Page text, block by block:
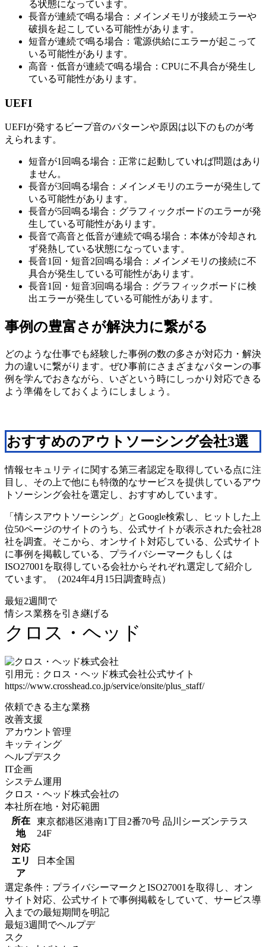
る状態になっています。
長音が連続で鳴る場合：メインメモリが接続エラーや
破損を起こしている可能性があります。
短音が連続で鳴る場合：電源供給にエラーが起こって
いる可能性があります。
高音・低音が連続で鳴る場合：CPUに不具合が発生し
ている可能性があります。
UEFI
UEFIが発するビープ音のパターンや原因は以下のものが考
えられます。
短音が1回鳴る場合：正常に起動していれば問題はあり
ません。
長音が3回鳴る場合：メインメモリのエラーが発生して
いる可能性があります。
長音が5回鳴る場合：グラフィックボードのエラーが発
生している可能性があります。
長音で高音と低音が連続で鳴る場合：本体が冷却され
ず発熱している状態になっています。
長音1回・短音2回鳴る場合：メインメモリの接続に不
具合が発生している可能性があります。
長音1回・短音3回鳴る場合：グラフィックボードに検
出エラーが発生している可能性があります。
事例の豊富さが解決力に繋がる
どのような仕事でも経験した事例の数の多さが対応力・解決
力の違いに繋がります。ぜひ事前にさまざまなパターンの事
例を学んでおきながら、いざという時にしっかり対応できる
よう準備をしておくようにしましょう。
おすすめのアウトソーシング会社3選
情報セキュリティに関する第三者認定を取得している点に注
目し、その上で他にも特徴的なサービスを提供しているアウ
トソーシング会社を選定し、おすすめしています。
「情シスアウトソーシング」とGoogle検索し、ヒットした上
位50ページのサイトのうち、公式サイトが表示された会社28
社を調査。そこから、オンサイト対応している、公式サイト
に事例を掲載している、プライバシーマークもしくは
ISO27001を取得している会社からそれぞれ選定して紹介し
ています。（2024年4月15日調査時点）
最短2週間で
情シス業務を引き継げる
クロス・ヘッド
引用元：クロス・ヘッド株式会社公式サイト
https://www.crosshead.co.jp/service/onsite/plus_staff/
依頼できる主な業務
改善支援
アカウント管理
キッティング
ヘルプデスク
IT企画
システム運用
クロス・ヘッド株式会社の
本社所在地・対応範囲
所在
地
東京都港区港南1丁目2番70号 品川シーズンテラス
24F
対応
エリ
ア
日本全国
選定条件：プライバシーマークとISO27001を取得し、オン
サイト対応、公式サイトで事例掲載をしていて、サービス導
入までの最短期間を明記
最短3週間でヘルプデ
スク